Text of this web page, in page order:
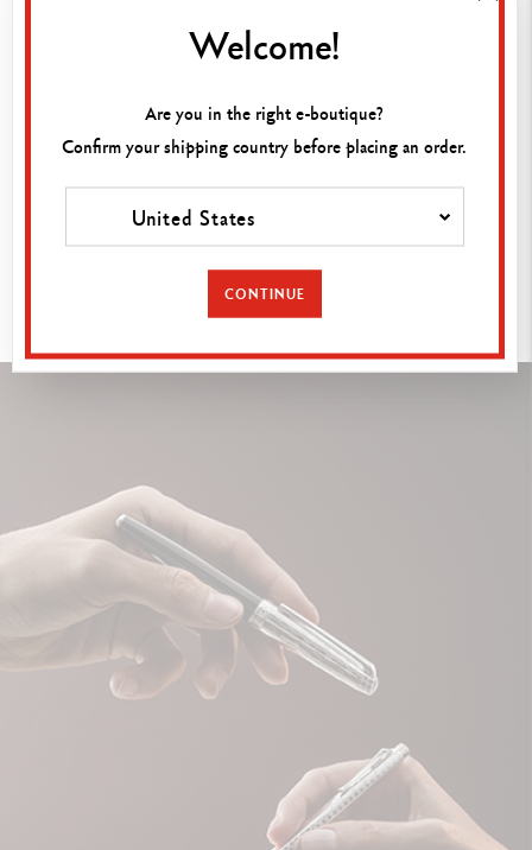
ZUENTDECKEN
Welcome!
Are you in the right e-boutique?
Confirm your shipping country before placing an order.
United States
CONTINUE